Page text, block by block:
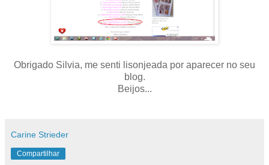
Obrigado Silvia, me senti lisonjeada por aparecer no seu
blog.
Beijos...
Carine Strieder
Compartilhar